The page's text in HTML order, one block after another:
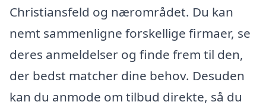
Christiansfeld og nærområdet. Du kan
nemt sammenligne forskellige firmaer, se
deres anmeldelser og finde frem til den,
der bedst matcher dine behov. Desuden
kan du anmode om tilbud direkte, så du